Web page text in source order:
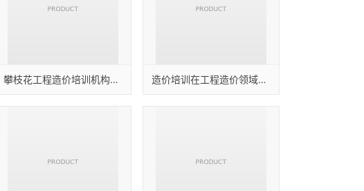
攀枝花工程造价培训机构：服务内容与适配场景说明 造价培训在工程造价领域的应用方向与选型关注点